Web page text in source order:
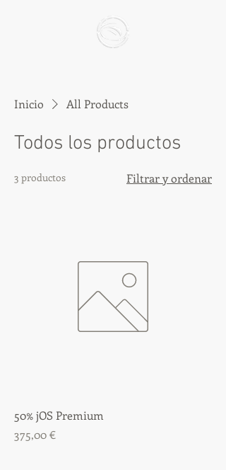
Inicio All Products
Todos los productos
3 productos Filtrar y ordenar
50% jOS Premium
Precio
375,00 €